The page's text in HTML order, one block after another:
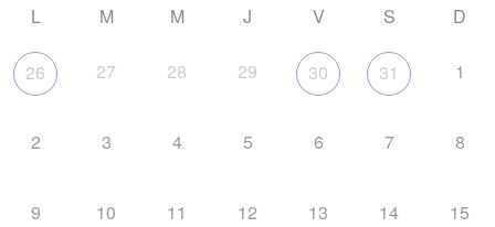
L M M J V S D
26 27 28 29 30 31 1
2 3 4 5 6 7 8
9 10 11 12 13 14 15